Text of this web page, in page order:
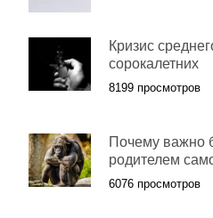
Кризис
сорокалетних
8199 просмотров
Почему важно
родителем
6076 просмотров